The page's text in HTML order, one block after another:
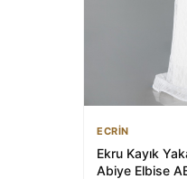
ECRİN
Ekru Kayık
Abiye Elbise